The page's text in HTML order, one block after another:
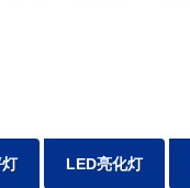
LED亮化灯